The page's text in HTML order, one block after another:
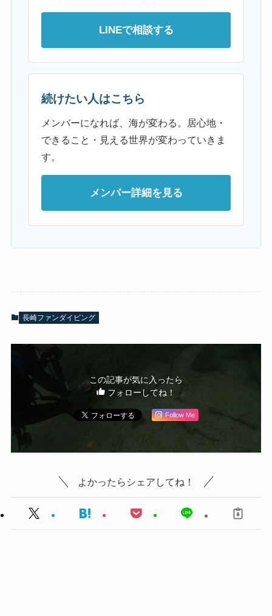
LINEで相談する
続けたい人はこちら
メンバーになれば、海が変わる。居心地・
できること・見える世界が変わっていきま
す。
メンバー詳細を見る
長崎ファンダイビング
この記事が気に入ったら
フォローしてね！
Follow Me
よかったらシェアしてね！